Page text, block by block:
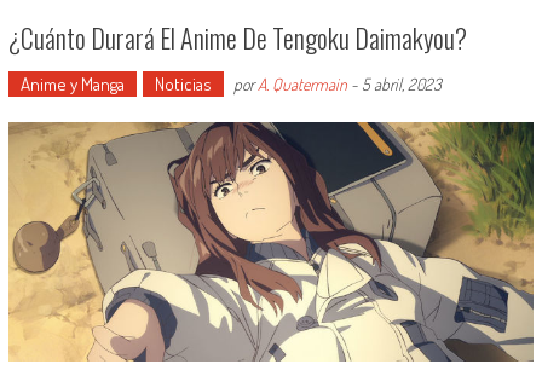
¿Cuánto Durará El Anime De Tengoku Daimakyou?
Anime y Manga Noticias porA. Quatermain- 5 abril, 2023